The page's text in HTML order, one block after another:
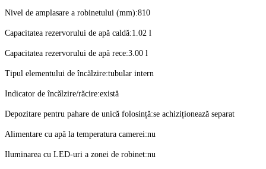
Nivel de amplasare a robinetului (mm):810
Capacitatea rezervorului de apă caldă:1.02 l
Capacitatea rezervorului de apă rece:3.00 l
Tipul elementului de încălzire:tubular intern
Indicator de încălzire/răcire:există
Depozitare pentru pahare de unică folosință:se achiziționează separat
Alimentare cu apă la temperatura camerei:nu
Iluminarea cu LED-uri a zonei de robinet:nu